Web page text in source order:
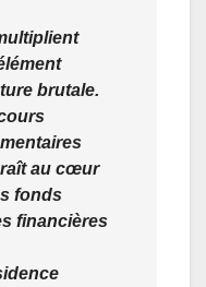
brutale.
au cœur
fonds
financières